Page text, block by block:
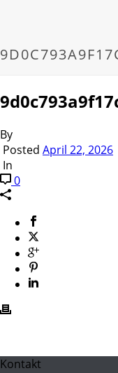
By
Posted April 22, 2026
In
0
Kontakt